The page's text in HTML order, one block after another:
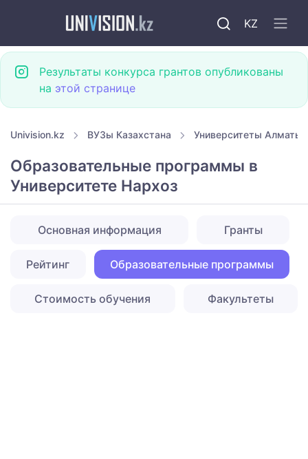
KZ
Результаты конкурса грантов опубликованы
на этой странице
Univision.kz ВУЗы Казахстана Университеты Алматы
Образовательные программы в
Университете Нархоз
Основная информация Гранты
Рейтинг Образовательные программы
Стоимость обучения Факультеты